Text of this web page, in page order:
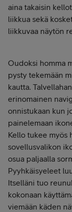
aina takaisin
liikkua sekä
liikkuvaa näytön
Oudoksi homma
pysty tekemään
kautta.
erinomainen
onnistukaan kun
painelemaan
Kello tukee myös
sovellusvalikon
osua paljaalla
Pyyhkäisyeleet
Itselläni tuo
kokonaan
viemään käden